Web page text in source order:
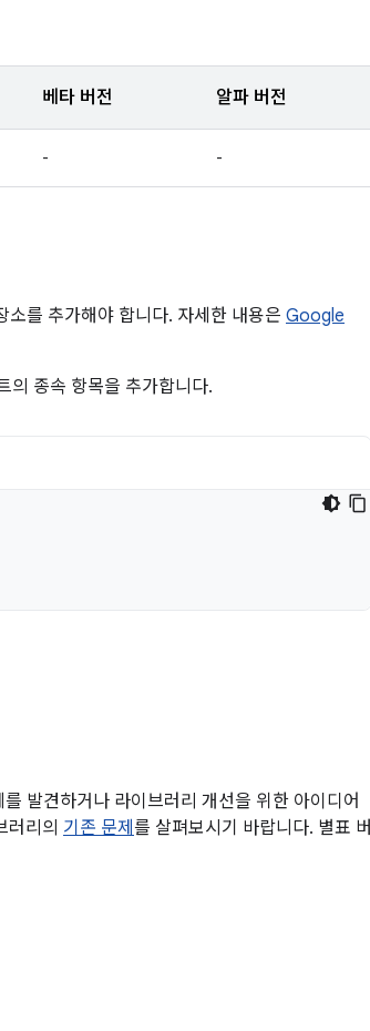
베타 버전 알파 버전
- -
를 추가해야 합니다. 자세한 내용은 Google
의 종속 항목을 추가합니다.
발견하거나 라이브러리 개선을 위한 아이디어
러리의 기존 문제 를 살펴보시기 바랍니다. 별표 버